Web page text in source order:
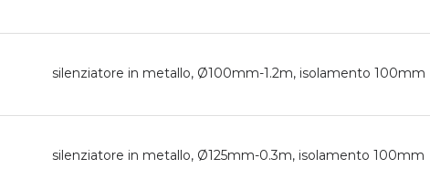
silenziatore in metallo, Ø100mm-1.2m, isolamento 100mm
silenziatore in metallo, Ø125mm-0.3m, isolamento 100mm